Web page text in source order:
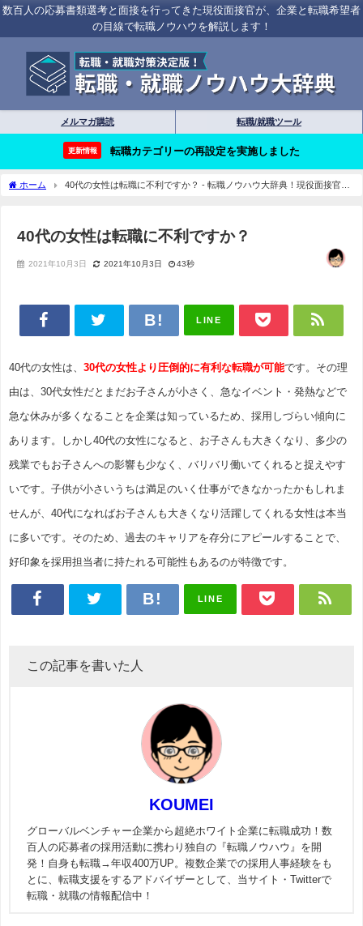
数百人の応募書類選考と面接を行ってきた現役面接官が、企業と転職希望者
の目線で転職ノウハウを解説します！
メルマガ購読 転職/就職ツール
更新情報 転職カテゴリーの再設定を実施しました
ホーム
40代の女性は転職に不利ですか？ - 転職ノウハウ大辞典！現役面接官が
40代の女性は転職に不利ですか？
2021年10月3日 2021年10月3日 43秒
LINE
40代の女性は、 30代の女性より圧倒的に有利な転職が可能です。その理
由は、30代女性だとまだお子さんが小さく、急なイベント・発熱などで
急な休みが多くなることを企業は知っているため、採用しづらい傾向に
あります。しかし40代の女性になると、お子さんも大きくなり、多少の
残業でもお子さんへの影響も少なく、バリバリ働いてくれると捉えやす
いです。子供が小さいうちは満足のいく仕事ができなかったかもしれま
せんが、40代になればお子さんも大きくなり活躍してくれる女性は本当
に多いです。そのため、過去のキャリアを存分にアピールすることで、
好印象を採用担当者に持たれる可能性もあるのが特徴です。
LINE
この記事を書いた人
KOUMEI
グローバルベンチャー企業から超絶ホワイト企業に転職成功！数
百人の応募者の採用活動に携わり独自の『転職ノウハウ』を開
発！自身も転職→年収400万UP。複数企業での採用人事経験をも
とに、転職支援をするアドバイザーとして、当サイト・Twitterで
転職・就職の情報配信中！